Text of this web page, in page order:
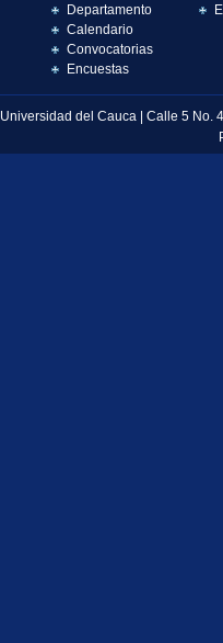
Departamento
Calendario
Convocatorias
Encuestas
Universidad del Cauca | Calle 5 No.